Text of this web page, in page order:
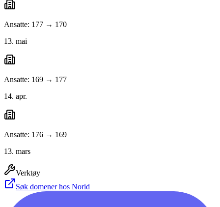
Ansatte: 177 → 170
13. mai
Ansatte: 169 → 177
14. apr.
Ansatte: 176 → 169
13. mars
Verktøy
Søk domener hos Norid